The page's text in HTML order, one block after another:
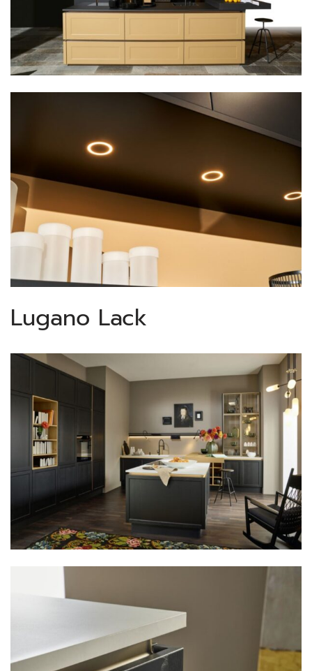
Lugano Lack